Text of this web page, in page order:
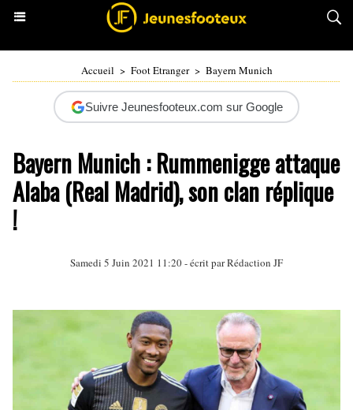
Accueil > Foot Etranger > Bayern Munich
Suivre Jeunesfooteux.com sur Google
Bayern Munich : Rummenigge attaque
Alaba (Real Madrid), son clan réplique
!
Samedi 5 Juin 2021 11:20 - écrit par Rédaction JF